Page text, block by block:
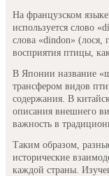
На французском
используется слово
слова «dindon» (лося,
восприятия птицы,
В Японии название
трансфером видов
содержания. В
описания внешнего
важность в
Таким образом,
исторические
каждой страны.